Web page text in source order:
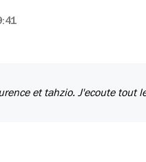
et tahzio. J'ecoute tout